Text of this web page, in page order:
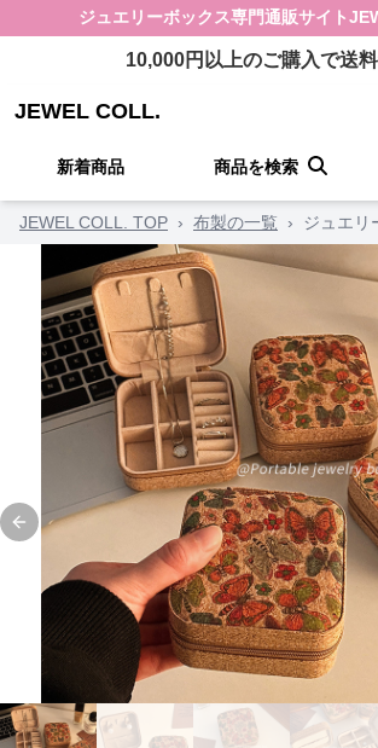
ジュエリーボックス専門通販サイト
10,000円以上のご購入で送
JEWEL COLL.
新着商品 商品を検索
JEWEL COLL. TOP › 布製の一覧 › ジュエ
Previous slide